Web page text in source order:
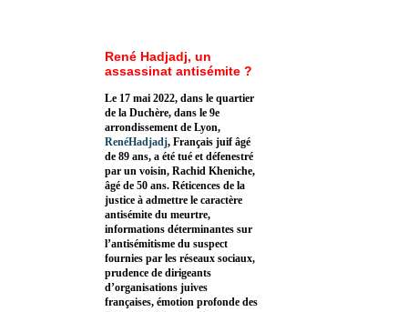
René Hadjadj, un
assassinat antisémite ?
Le 17 mai 2022, dans le quartier
de la Duchère, dans le 9e
arrondissement de Lyon,
RenéHadjadj, Français juif âgé
de 89 ans, a été tué et défenestré
par un voisin, Rachid Kheniche,
âgé de 50 ans. Réticences de la
justice à admettre le caractère
antisémite du meurtre,
informations déterminantes sur
l’antisémitisme du suspect
fournies par les réseaux sociaux,
prudence de dirigeants
d’organisations juives
françaises, émotion profonde des